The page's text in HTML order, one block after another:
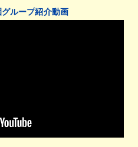
ループ紹介動画